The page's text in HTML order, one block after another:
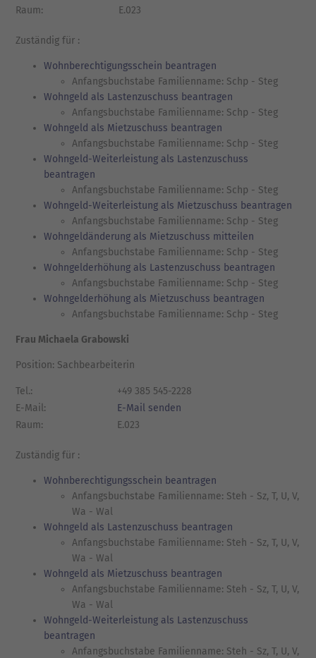
Raum:
E.023
Zuständig für :
Wohnberechtigungsschein beantragen
Anfangsbuchstabe Familienname: Schp - Steg
Wohngeld als Lastenzuschuss beantragen
Anfangsbuchstabe Familienname: Schp - Steg
Wohngeld als Mietzuschuss beantragen
Anfangsbuchstabe Familienname: Schp - Steg
Wohngeld-Weiterleistung als Lastenzuschuss
beantragen
Anfangsbuchstabe Familienname: Schp - Steg
Wohngeld-Weiterleistung als Mietzuschuss beantragen
Anfangsbuchstabe Familienname: Schp - Steg
Wohngeldänderung als Mietzuschuss mitteilen
Anfangsbuchstabe Familienname: Schp - Steg
Wohngelderhöhung als Lastenzuschuss beantragen
Anfangsbuchstabe Familienname: Schp - Steg
Wohngelderhöhung als Mietzuschuss beantragen
Anfangsbuchstabe Familienname: Schp - Steg
Frau Michaela Grabowski
Position: Sachbearbeiterin
Tel.:
+49 385 545-2228
E-Mail:
E-Mail senden
Raum:
E.023
Zuständig für :
Wohnberechtigungsschein beantragen
Anfangsbuchstabe Familienname: Steh - Sz, T, U, V,
Wa - Wal
Wohngeld als Lastenzuschuss beantragen
Anfangsbuchstabe Familienname: Steh - Sz, T, U, V,
Wa - Wal
Wohngeld als Mietzuschuss beantragen
Anfangsbuchstabe Familienname: Steh - Sz, T, U, V,
Wa - Wal
Wohngeld-Weiterleistung als Lastenzuschuss
beantragen
Anfangsbuchstabe Familienname: Steh - Sz, T, U, V,